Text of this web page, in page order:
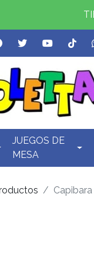
JUEGOS DE
MESA